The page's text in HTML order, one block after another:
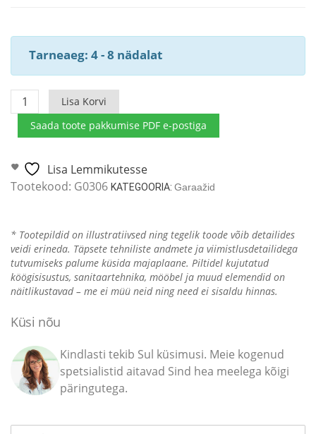
Tarneaeg: 4 - 8 nädalat
Puidust
autovarjualune
Henley
x
3,7
Lisa Korvi
Saada toote pakkumise PDF e-postiga
Lisa Lemmikutesse
Tootekood: G0306 KATEGOORIA: Garaažid
* Tootepildid on illustratiivsed ning tegelik toode võib detailides
veidi erineda. Täpsete tehniliste andmete ja viimistlusdetailidega
tutvumiseks palume küsida majaplaane. Piltidel kujutatud
köögisisustus, sanitaartehnika, mööbel ja muud elemendid on
näitlikustavad – me ei müü neid ning need ei sisaldu hinnas.
Küsi nõu
Kindlasti tekib Sul küsimusi. Meie kogenud
spetsialistid aitavad Sind hea meelega kõigi
päringutega.